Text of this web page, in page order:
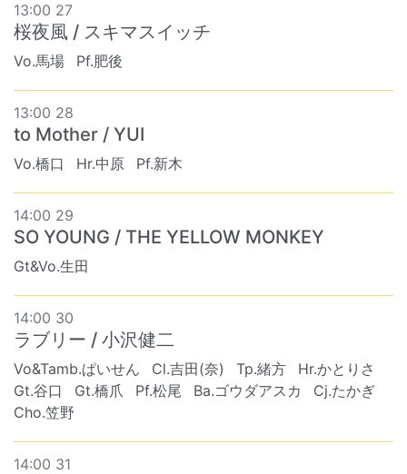
13:00 27
桜夜風 / スキマスイッチ
Vo.馬場 Pf.肥後
13:00 28
to Mother / YUI
Vo.橋口 Hr.中原 Pf.新木
14:00 29
SO YOUNG / THE YELLOW MONKEY
Gt&Vo.生田
14:00 30
ラブリー / 小沢健二
Vo&Tamb.ぱいせん Cl.吉田(奈) Tp.緒方
Hr.かとりさ
Gt.谷口
Gt.橋爪 Pf.松尾 Ba.ゴウダアスカ
Cj.たかぎ
Cho.笠野
14:00 31